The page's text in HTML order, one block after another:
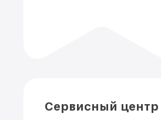
Сервисный центр